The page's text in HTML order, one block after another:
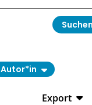
Export
Autor*in